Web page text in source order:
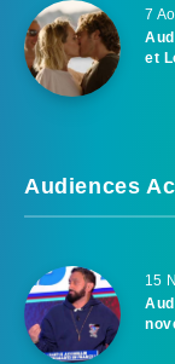
7
et
Audiences
15